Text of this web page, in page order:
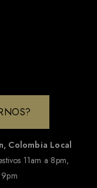
Colombia Local
11am a 8pm,